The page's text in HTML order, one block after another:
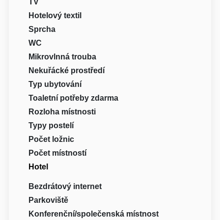
TV
Hotelový textil
Sprcha
WC
Mikrovlnná trouba
Nekuřácké prostředí
Typ ubytování
Toaletní potřeby zdarma
Rozloha místnosti
Typy postelí
Počet ložnic
Počet místností
Hotel
Bezdrátový internet
Parkoviště
Konferenční/společenská místnost